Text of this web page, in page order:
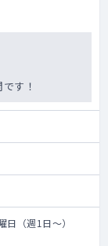
す！
（週1日～）